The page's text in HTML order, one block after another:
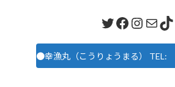
Twitter
Facebook
メール
●幸漁丸（こうりょうまる） TEL: